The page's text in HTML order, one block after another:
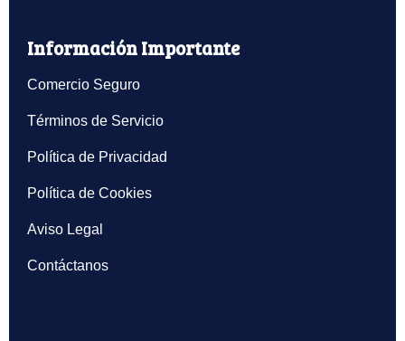
Información Importante
Comercio Seguro
Términos de Servicio
Política de Privacidad
Política de Cookies
Aviso Legal
Contáctanos